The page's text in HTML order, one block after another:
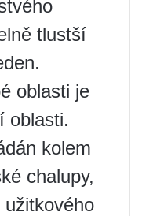
tlustší
oblasti je
oblasti.
kolem
chalupy,